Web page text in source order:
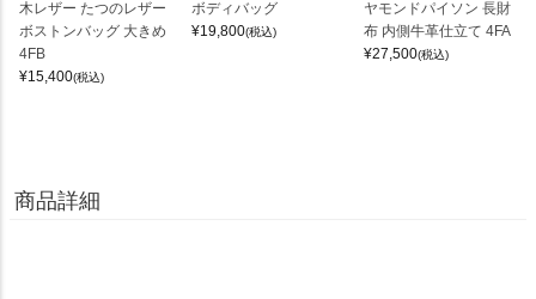
木レザー たつのレザー
ボストンバッグ 大きめ
4FB
¥15,400(税込)
ボディバッグ
¥19,800(税込)
ヤモンドパイソン 長財
布 内側牛革仕立て 4FA
¥27,500(税込)
商品詳細